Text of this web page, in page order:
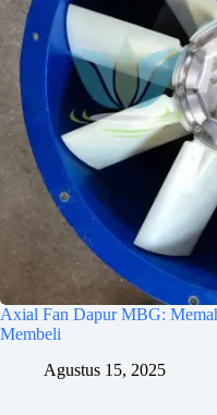
Axial Fan Dapur MBG:
Membeli
Agustus 15, 2025